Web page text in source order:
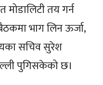
तय गर्न
भाग लिन ऊर्जा,
सचिव सुरेश
पुगिसकेको छ।